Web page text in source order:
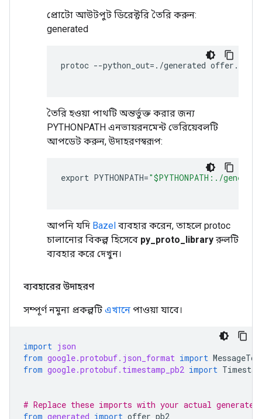
প্রোটো আউটপুট ডিরেক্টরি তৈরি করুন:
generated
protoc --python_out=./generated offer .
তৈরি হওয়া পাথটি অন্তর্ভুক্ত করার জন্য
PYTHONPATH এনভায়রনমেন্ট ভেরিয়েবলটি
আপডেট করুন, উদাহরণস্বরূপ:
export PYTHONPATH="$PYTHONPATH:./
আপনি যদি Bazel ব্যবহার করেন, তাহলে protoc
চালানোর বিকল্প হিসেবে py_proto_library রুলটি
ব্যবহার করে দেখুন।
ব্যবহারের উদাহরণ
সম্পূর্ণ নমুনা প্রকল্পটি এখানে পাওয়া যাবে।
import json
from google.protobuf.json_format import
from google.protobuf.timestamp_pb2 import
# Replace these imports with your actual generated
from generated import offer_pb2